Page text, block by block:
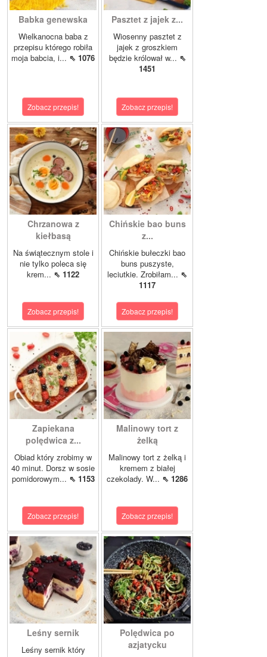
Babka genewska
Wielkanocna baba z
przepisu którego robiła
moja babcia, i... ⇖ 1076
Zobacz przepis!
Pasztet z jajek z...
Wiosenny pasztet z
jajek z groszkiem
będzie królował w... ⇖
1451
Zobacz przepis!
Chrzanowa z
kiełbasą
Na świątecznym stole i
nie tylko poleca się
krem... ⇖ 1122
Zobacz przepis!
Chińskie bao buns
z...
Chińskie bułeczki bao
buns puszyste,
leciutkie. Zrobiłam... ⇖
1117
Zobacz przepis!
Zapiekana
polędwica z...
Obiad który zrobimy w
40 minut. Dorsz w sosie
pomidorowym... ⇖ 1153
Zobacz przepis!
Malinowy tort z
żelką
Malinowy tort z żelką i
kremem z białej
czekolady. W... ⇖ 1286
Zobacz przepis!
Leśny sernik
Leśny sernik który
Polędwica po
azjatycku